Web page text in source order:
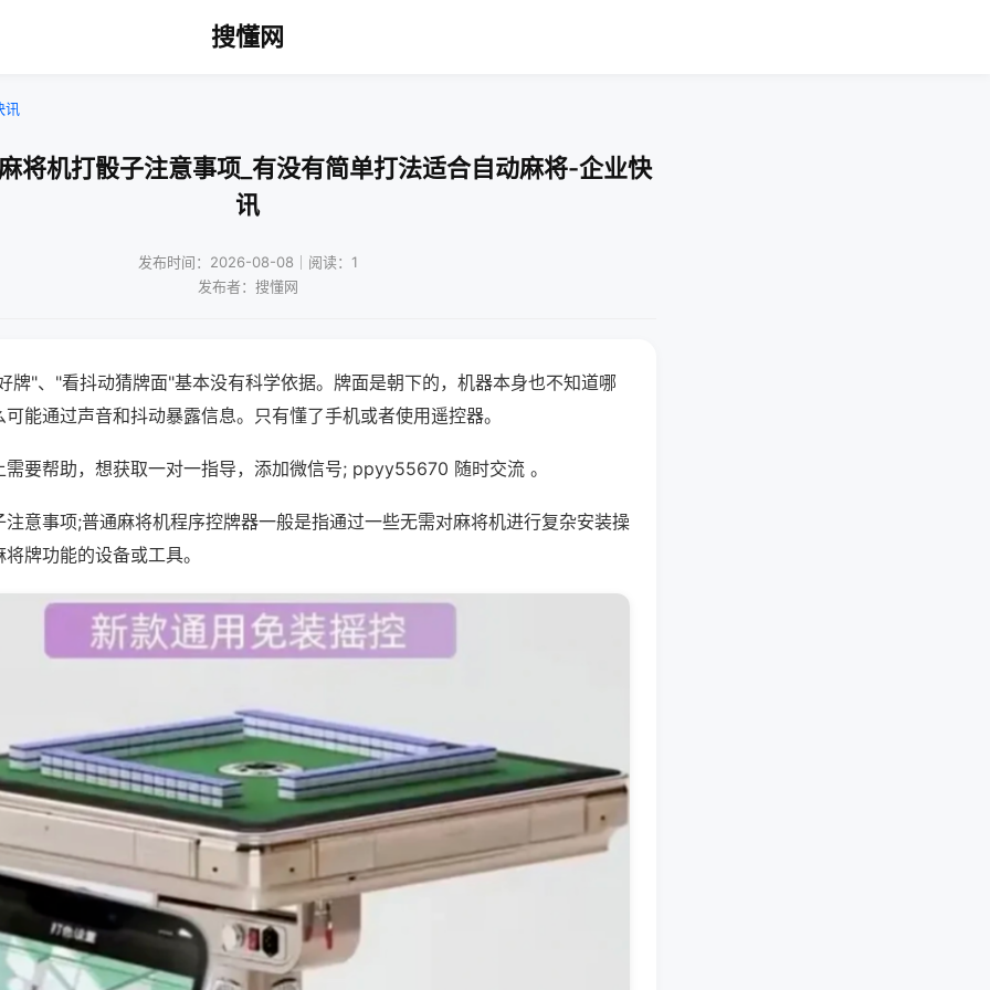
搜懂网
讯
将机打骰子注意事项_有没有简单打法适合自动麻将-企业快
讯
发布时间：2026-08-08｜阅读：1
发布者：搜懂网
牌"、"看抖动猜牌面"基本没有科学依据。牌面是朝下的，机器本身也不知道哪
能通过声音和抖动暴露信息。只有懂了手机或者使用遥控器。
要帮助，想获取一对一指导，添加微信号; ppyy55670 随时交流 。
意事项;普通麻将机程序控牌器一般是指通过一些无需对麻将机进行复杂安装操
牌功能的设备或工具。